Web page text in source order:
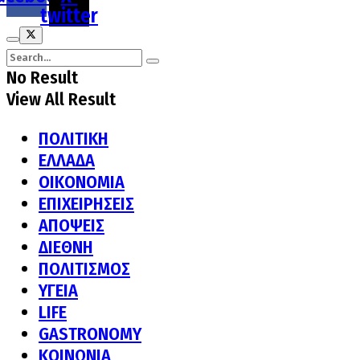
twitter
No Result
View All Result
ΠΟΛΙΤΙΚΗ
ΕΛΛΑΔΑ
ΟΙΚΟΝΟΜΙΑ
ΕΠΙΧΕΙΡΗΣΕΙΣ
ΑΠΟΨΕΙΣ
ΔΙΕΘΝΗ
ΠΟΛΙΤΙΣΜΟΣ
ΥΓΕΙΑ
LIFE
GASTRONOMY